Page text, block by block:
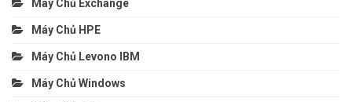
Máy Chủ Exchange
Máy Chủ HPE
Máy Chủ Levono IBM
Máy Chủ Windows